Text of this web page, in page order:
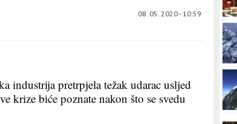
08. 05. 2020 - 10:59
industrija pretrpjela težak udarac usljed
krize biće poznate nakon što se svedu